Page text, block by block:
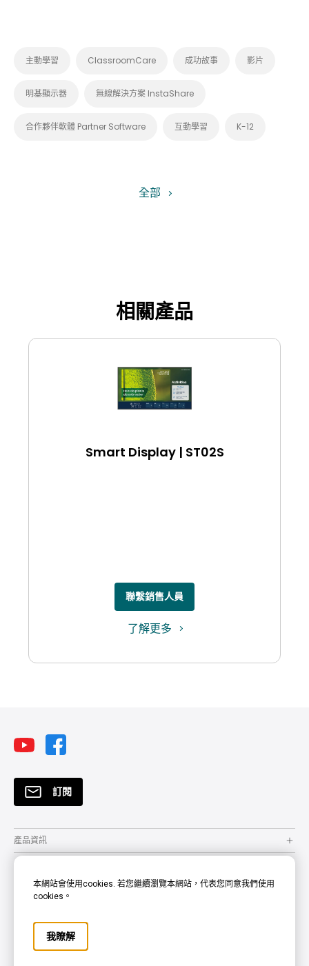
主動學習 ClassroomCare 成功故事 影片
明基顯示器 無線解決方案 InstaShare
合作夥伴軟體 Partner Software 互動學習 K-12
全部
相關產品
Smart Display | ST02S
聯繫銷售人員
了解更多
訂閱
產品資訊
解決方案
關於明基
本網站會使用cookies. 若您繼續瀏覽本網站，代表您同意我們使用
cookies。
我瞭解